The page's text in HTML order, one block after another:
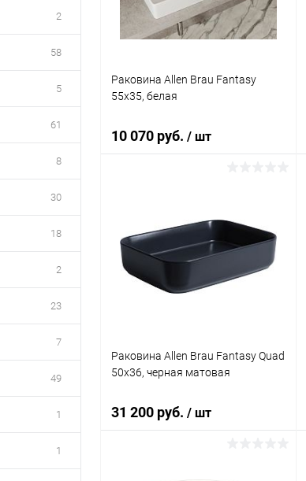
2
58
5
61
8
30
18
2
23
7
49
1
1
Раковина Allen Brau Fantasy
55x35, белая
10 070 руб. / шт
Купить в 1 клик Сравнение
Под заказ
Раковина Allen Brau Fantasy Quad
50x36, черная матовая
31 200 руб. / шт
Подписаться